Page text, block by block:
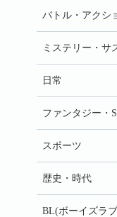
バトル・アクシ
ミステリー・サ
日常
ファンタジー・
スポーツ
歴史・時代
BL(ボーイズラ